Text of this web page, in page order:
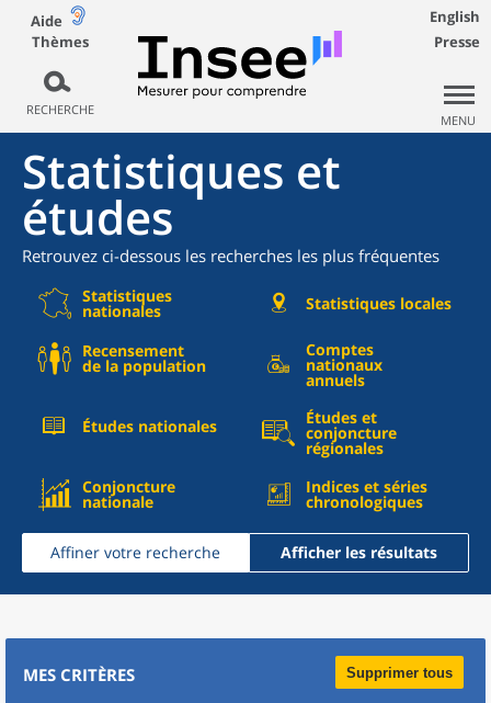
Aide
Thèmes
RECHERCHE
English
Presse
MENU
Statistiques et
études
Retrouvez ci-dessous les recherches les plus fréquentes
Statistiques
nationales Statistiques locales
Recensement
de la population
Comptes
nationaux
annuels
Études nationales Études et
conjoncture
régionales
Conjoncture
nationale
Indices et séries
chronologiques
Affiner votre recherche Afficher les résultats
MES CRITÈRES Supprimer tous